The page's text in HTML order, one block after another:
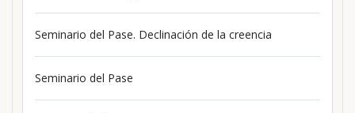
Seminario del Pase. Declinación de la creencia
Seminario del Pase